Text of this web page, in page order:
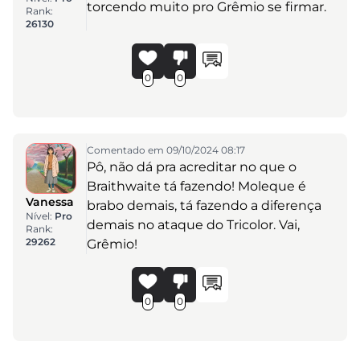
Rank:
26130
torcendo muito pro Grêmio se firmar.
0 0
Vanessa
Nível: Pro
Rank:
29262
Comentado em 09/10/2024 08:17
Pô, não dá pra acreditar no que o
Braithwaite tá fazendo! Moleque é
brabo demais, tá fazendo a diferença
demais no ataque do Tricolor. Vai,
Grêmio!
0 0